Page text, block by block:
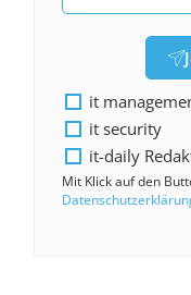
it
it security
it-daily
Mit Klick auf den